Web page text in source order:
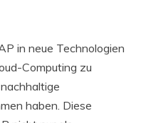
in neue Technologien
Computing zu
haben. Diese